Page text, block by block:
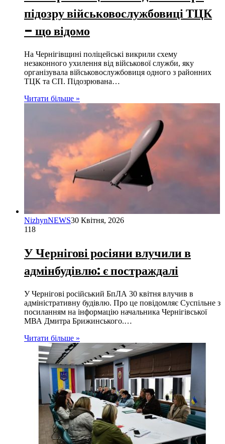
підозру військовослужбовиці ТЦК
– що відомо
На Чернігівщині поліцейські викрили схему
незаконного ухилення від військової служби, яку
організувала військовослужбовиця одного з районних
ТЦК та СП. Підозрювана…
Читати більше »
NizhynNEWS30 Квітня, 2026
118
У Чернігові росіяни влучили в
адмінбудівлю: є постраждалі
У Чернігові російський БпЛА 30 квітня влучив в
адміністративну будівлю. Про це повідомляє Суспільне з
посиланням на інформацію начальника Чернігівської
МВА Дмитра Брижинського.…
Читати більше »